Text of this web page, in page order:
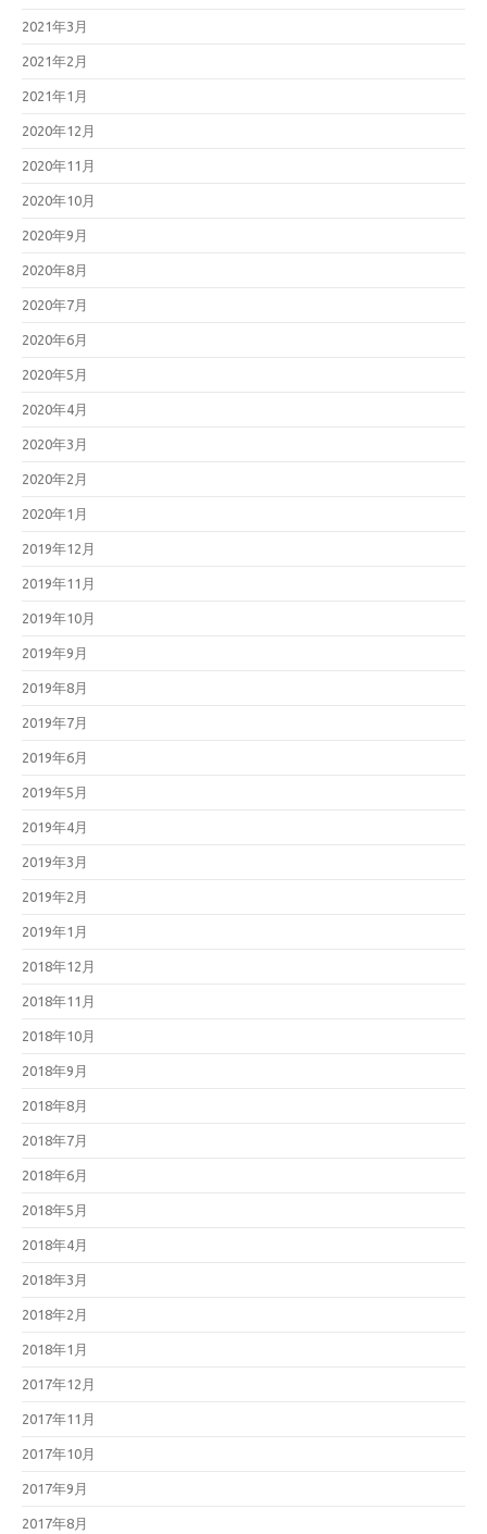
2021年3月
2021年2月
2021年1月
2020年12月
2020年11月
2020年10月
2020年9月
2020年8月
2020年7月
2020年6月
2020年5月
2020年4月
2020年3月
2020年2月
2020年1月
2019年12月
2019年11月
2019年10月
2019年9月
2019年8月
2019年7月
2019年6月
2019年5月
2019年4月
2019年3月
2019年2月
2019年1月
2018年12月
2018年11月
2018年10月
2018年9月
2018年8月
2018年7月
2018年6月
2018年5月
2018年4月
2018年3月
2018年2月
2018年1月
2017年12月
2017年11月
2017年10月
2017年9月
2017年8月